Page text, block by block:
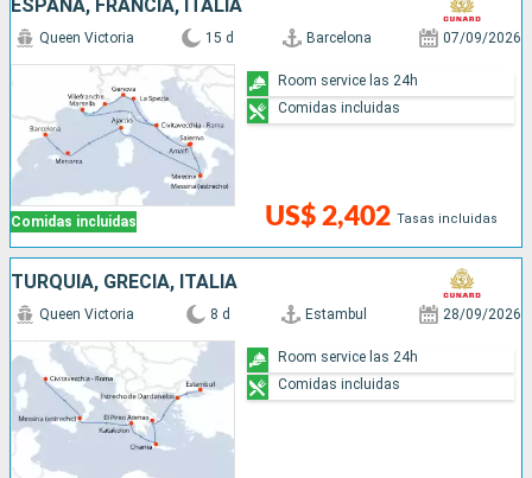
ESPAÑA, FRANCIA, ITALIA
Comidas incluidas
Queen Victoria 15 d Barcelona 07/09/2026
US$ 2,402 Tasas incluidas
Room service las 24h
Comidas incluidas
TURQUÍA, GRECIA, ITALIA
Queen Victoria 8 d Estambul 28/09/2026
Room service las 24h
Comidas incluidas